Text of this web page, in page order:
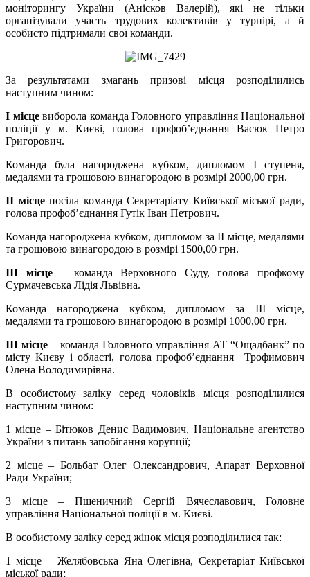
моніторингу України (Анісков Валерій), які не тільки
організували участь трудових колективів у турнірі, а й
особисто підтримали свої команди.
За результатами змагань призові місця розподілились
наступним чином:
I місцевиборола команда Головного управління Національної
поліції у м. Києві, голова профоб’єднання Васюк Петро
Григорович.
Команда була нагороджена кубком, дипломом І ступеня,
медалями та грошовою винагородою в розмірі 2000,00 грн.
II місцепосіла команда Секретаріату Київської міської ради,
голова профоб’єднання Гутік Іван Петрович.
Команда нагороджена кубком, дипломом за ІІ місце, медалями
та грошовою винагородою в розмірі 1500,00 грн.
III місце– команда Верховного Суду, голова профкому
Сурмачевська Лідія Львівна.
Команда нагороджена кубком, дипломом за ІІІ місце,
медалями та грошовою винагородою в розмірі 1000,00 грн.
III місце – команда Головного управління АТ “Ощадбанк” по
місту Києву і області, голова профоб’єднання Трофимович
Олена Володимирівна.
В особистому заліку серед чоловіків місця розподілилися
наступним чином:
1 місце – Бітюков Денис Вадимович, Національне агентство
України з питань запобігання корупції;
2 місце – Больбат Олег Олександрович, Апарат Верховної
Ради України;
3 місце – Пшеничний Сергій Вячеславович, Головне
управління Національної поліції в м. Києві.
В особистому заліку серед жінок місця розподілилися так:
1 місце – Желябовська Яна Олегівна, Секретаріат Київської
міської ради;